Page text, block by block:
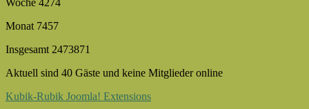
Woche 4274
Monat 7457
Insgesamt 2473871
Aktuell sind 40 Gäste und keine Mitglieder online
Kubik-Rubik Joomla! Extensions